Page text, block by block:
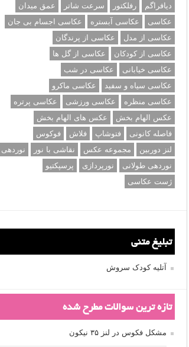
دیافراگم
رفلکتور سرعت شاتر
عمق میدان
عکاسی
عکاسی آبستره
عکاسی اجسام بی جان
عکاسی از مدل
عکاسی از پرندگان
عکاسی از کودکان
عکاسی از گل ها
عکاسی خیابانی
عکاسی در شب
عکاسی سیاه و سفید
عکاسی ماکرو
عکاسی منظره
عکاسی ورزشی
عکاسی پرتره
عکس الهام بخش
عکس های الهام بخش
فاصله کانونی
فتوشاپ فلاش
فوکوس
لنز دوربین
مجموعه عکس نقاشی با نور
نوردهی
نوردهی طولانی
نورپردازی
پرسپکتیو
ژست عکاسی
تبلیغ متنی
آتلیه کودک سروش
تازه ترین سوالات مطرح شده
مشکل فکوس در لنز ۳۵ نیکون